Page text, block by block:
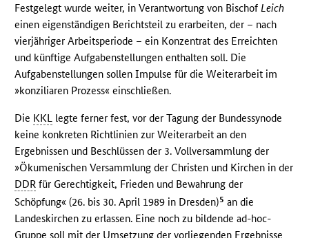
Festgelegt wurde weiter, in Verantwortung von Bischof Leich
einen eigenständigen Berichtsteil zu erarbeiten, der – nach
vierjähriger Arbeitsperiode – ein Konzentrat des Erreichten
und künftige Aufgabenstellungen enthalten soll. Die
Aufgabenstellungen sollen Impulse für die Weiterarbeit im
»konziliaren Prozess« einschließen.
Die KKL legte ferner fest, vor der Tagung der Bundessynode
keine konkreten Richtlinien zur Weiterarbeit an den
Ergebnissen und Beschlüssen der 3. Vollversammlung der
»Ökumenischen Versammlung der Christen und Kirchen in der
DDR für Gerechtigkeit, Frieden und Bewahrung der
Schöpfung« (26. bis 30. April 1989 in Dresden)5 an die
Landeskirchen zu erlassen. Eine noch zu bildende ad-hoc-
Gruppe soll mit der Umsetzung der vorliegenden Ergebnisse